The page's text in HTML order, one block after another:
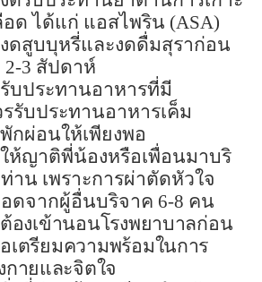
อด ได้แก่ แอสไพริน (ASA)
งดสูบบุหรี่และงดดื่มสุราก่อน
2-3 สัปดาห์
บประทานอาหารที่มี
รับประทานอาหารเค็ม
กผ่อนให้เพียงพอ
ให้ญาติพี่น้องหรือเพื่อนมาบริ
าน เพราะการผ่าตัดหัวใจ
อดจากผู้อื่นบริจาค 6-8 คน
ต้องเข้านอนโรงพยาบาลก่อน
เตรียมความพร้อมในการ
ายและจิตใจ